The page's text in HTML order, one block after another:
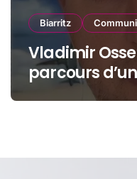
Biarritz
Vladimir
parcours
protection